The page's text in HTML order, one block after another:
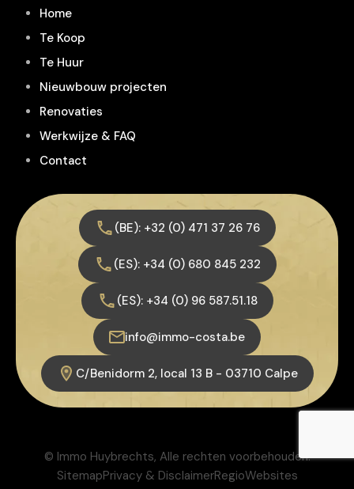
Home
Te Koop
Te Huur
Nieuwbouw projecten
Renovaties
Werkwijze & FAQ
Contact
(BE): +32 (0) 471 37 26 76
(ES): +34 (0) 680 845 232
(ES): +34 (0) 96 587.51.18
info@immo-costa.be
C/Benidorm 2, local 13 B - 03710 Calpe
© Immo Huybrechts, Alle rechten voorbehouden.
SitemapPrivacy & DisclaimerRegioWebsites